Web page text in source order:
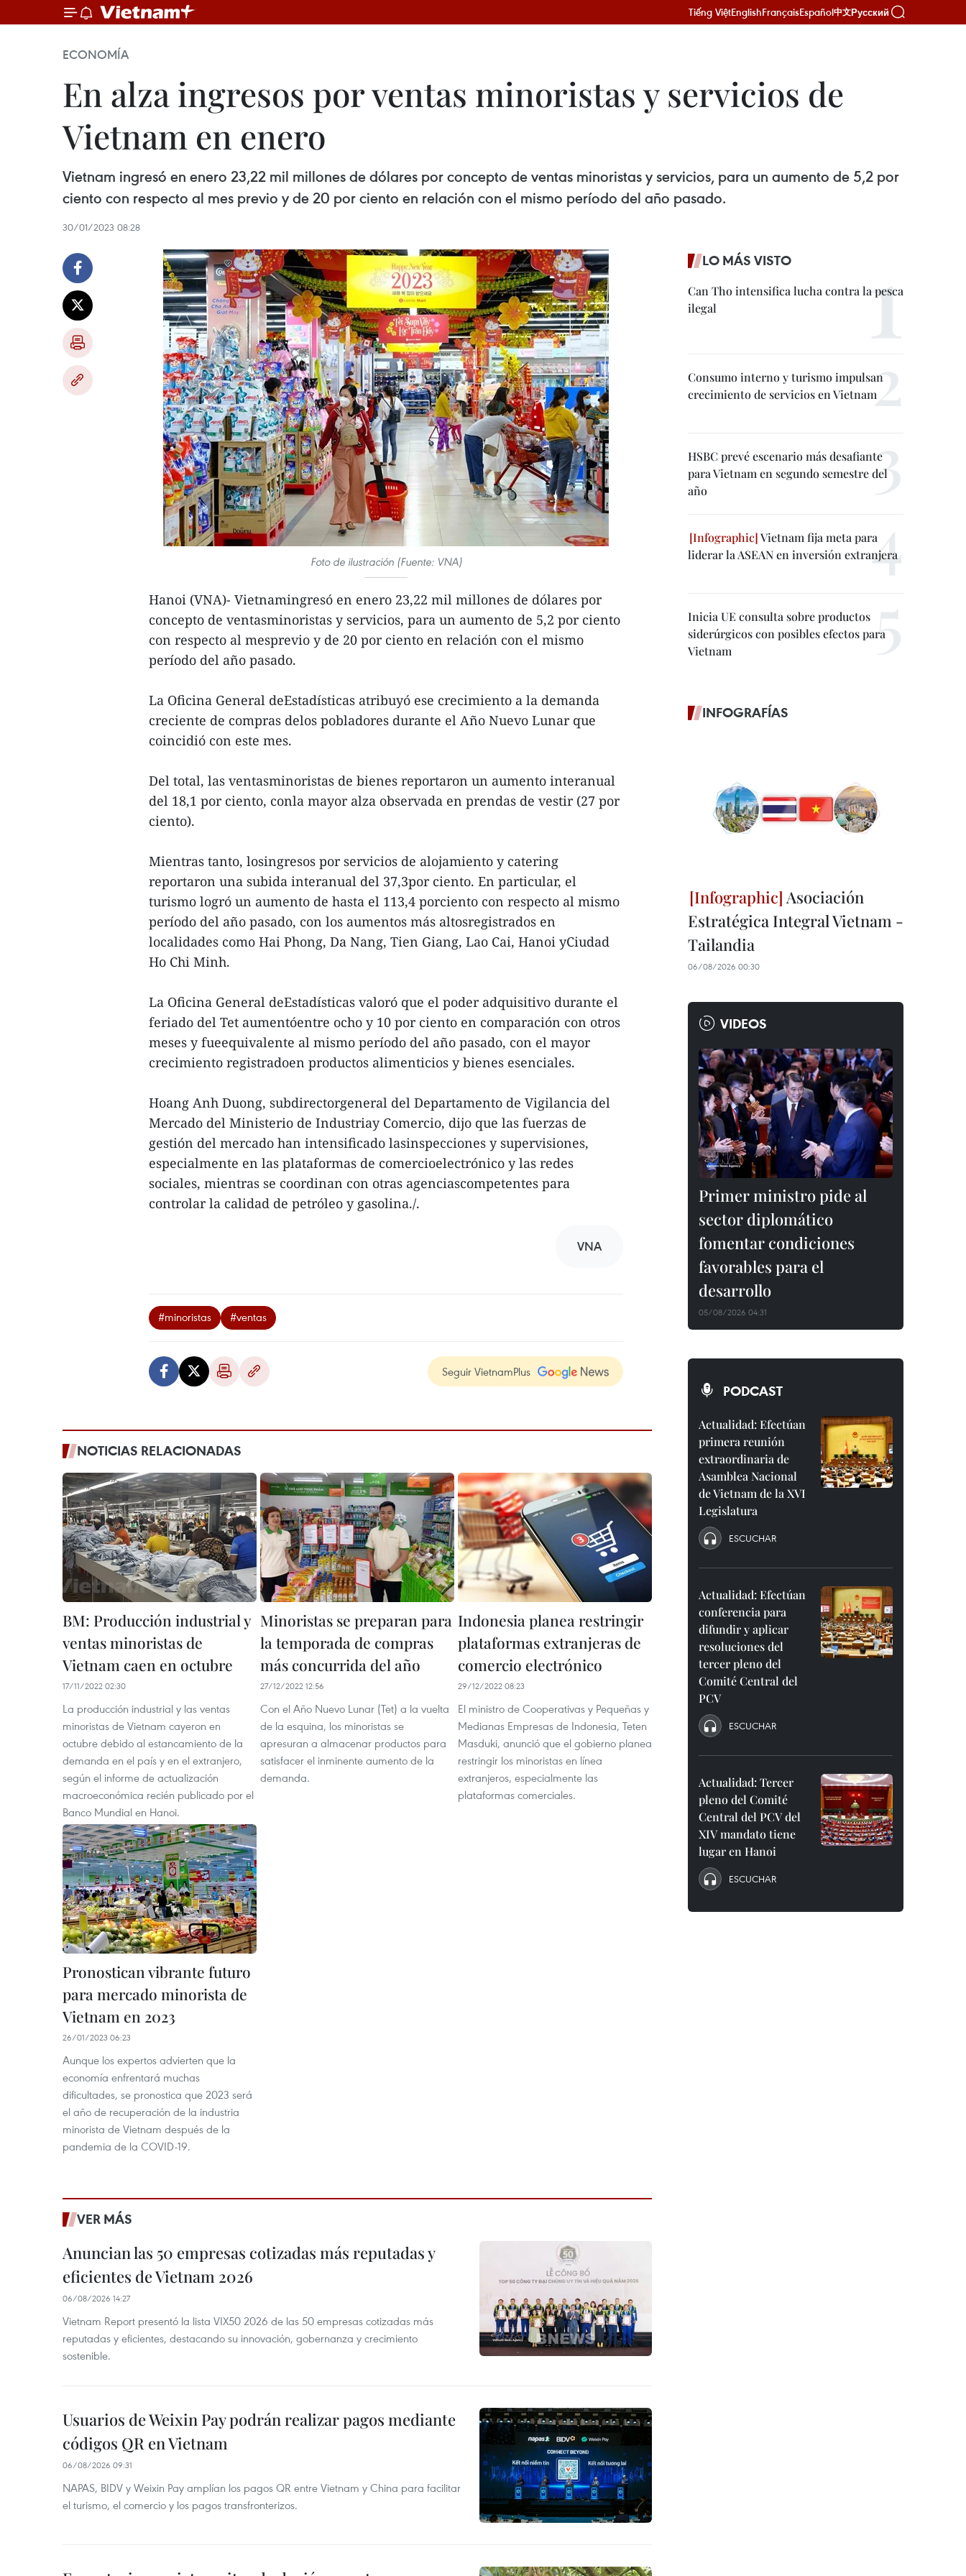
Tiếng ViệtEnglishFrançaisEspañol中文Русский
ECONOMÍA
En alza ingresos por ventas minoristas y servicios de
Vietnam en enero
Vietnam ingresó en enero 23,22 mil millones de dólares por concepto de ventas minoristas y servicios, para un aumento de 5,2 por
ciento con respecto al mes previo y de 20 por ciento en relación con el mismo período del año pasado.
30/01/2023 08:28
Foto de ilustración (Fuente: VNA)
Hanoi (VNA)- Vietnamingresó en enero 23,22 mil millones de dólares por
concepto de ventasminoristas y servicios, para un aumento de 5,2 por ciento
con respecto al mesprevio y de 20 por ciento en relación con el mismo
período del año pasado.
La Oficina General deEstadísticas atribuyó ese crecimiento a la demanda
creciente de compras delos pobladores durante el Año Nuevo Lunar que
coincidió con este mes.
Del total, las ventasminoristas de bienes reportaron un aumento interanual
del 18,1 por ciento, conla mayor alza observada en prendas de vestir (27 por
ciento).
Mientras tanto, losingresos por servicios de alojamiento y catering
reportaron una subida interanual del 37,3por ciento. En particular, el
turismo logró un aumento de hasta el 113,4 porciento con respecto al mismo
período del año pasado, con los aumentos más altosregistrados en
localidades como Hai Phong, Da Nang, Tien Giang, Lao Cai, Hanoi yCiudad
Ho Chi Minh.
La Oficina General deEstadísticas valoró que el poder adquisitivo durante el
feriado del Tet aumentóentre ocho y 10 por ciento en comparación con otros
meses y fueequivalente al mismo período del año pasado, con el mayor
crecimiento registradoen productos alimenticios y bienes esenciales.
Hoang Anh Duong, subdirectorgeneral del Departamento de Vigilancia del
Mercado del Ministerio de Industriay Comercio, dijo que las fuerzas de
gestión del mercado han intensificado lasinspecciones y supervisiones,
especialmente en las plataformas de comercioelectrónico y las redes
sociales, mientras se coordinan con otras agenciascompetentes para
controlar la calidad de petróleo y gasolina./.
VNA
#minoristas #ventas
Seguir VietnamPlus
NOTICIAS RELACIONADAS
BM: Producción industrial y
ventas minoristas de
Vietnam caen en octubre
17/11/2022 02:30
La producción industrial y las ventas
minoristas de Vietnam cayeron en
octubre debido al estancamiento de la
demanda en el país y en el extranjero,
según el informe de actualización
macroeconómica recién publicado por el
Banco Mundial en Hanoi.
Minoristas se preparan para
la temporada de compras
más concurrida del año
27/12/2022 12:56
Con el Año Nuevo Lunar (Tet) a la vuelta
de la esquina, los minoristas se
apresuran a almacenar productos para
satisfacer el inminente aumento de la
demanda.
Indonesia planea restringir
plataformas extranjeras de
comercio electrónico
29/12/2022 08:23
El ministro de Cooperativas y Pequeñas y
Medianas Empresas de Indonesia, Teten
Masduki, anunció que el gobierno planea
restringir los minoristas en línea
extranjeros, especialmente las
plataformas comerciales.
Pronostican vibrante futuro
para mercado minorista de
Vietnam en 2023
26/01/2023 06:23
Aunque los expertos advierten que la
economía enfrentará muchas
dificultades, se pronostica que 2023 será
el año de recuperación de la industria
minorista de Vietnam después de la
pandemia de la COVID-19.
VER MÁS
Anuncian las 50 empresas cotizadas más reputadas y
eficientes de Vietnam 2026
06/08/2026 14:27
Vietnam Report presentó la lista VIX50 2026 de las 50 empresas cotizadas más
reputadas y eficientes, destacando su innovación, gobernanza y crecimiento
sostenible.
Usuarios de Weixin Pay podrán realizar pagos mediante
códigos QR en Vietnam
06/08/2026 09:31
NAPAS, BIDV y Weixin Pay amplían los pagos QR entre Vietnam y China para facilitar
el turismo, el comercio y los pagos transfronterizos.
LO MÁS VISTO
Can Tho intensifica lucha contra la pesca
ilegal
Consumo interno y turismo impulsan
crecimiento de servicios en Vietnam
HSBC prevé escenario más desafiante
para Vietnam en segundo semestre del
año
Vietnam fija meta para
liderar la ASEAN en inversión extranjera
Inicia UE consulta sobre productos
siderúrgicos con posibles efectos para
Vietnam
INFOGRAFÍAS
Asociación
Estratégica Integral Vietnam -
Tailandia
06/08/2026 00:30
VIDEOS
Primer ministro pide al
sector diplomático
fomentar condiciones
favorables para el
desarrollo
05/08/2026 04:31
PODCAST
Actualidad: Efectúan
primera reunión
extraordinaria de
Asamblea Nacional
de Vietnam de la XVI
Legislatura
ESCUCHAR
Actualidad: Efectúan
conferencia para
difundir y aplicar
resoluciones del
tercer pleno del
Comité Central del
PCV
ESCUCHAR
Actualidad: Tercer
pleno del Comité
Central del PCV del
XIV mandato tiene
lugar en Hanoi
ESCUCHAR